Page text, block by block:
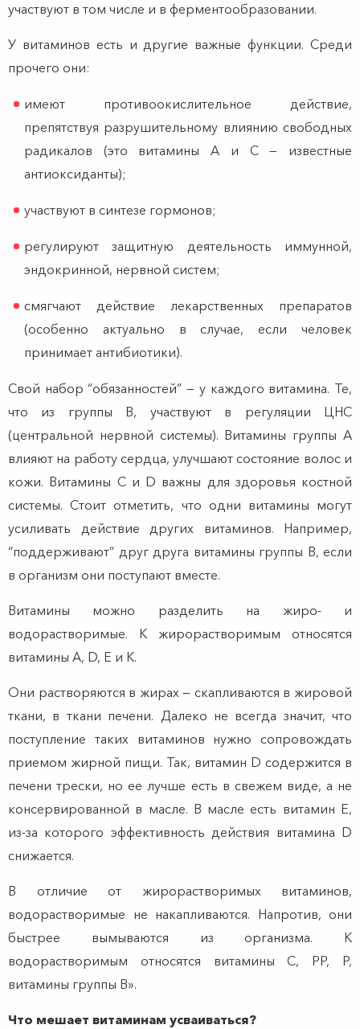
участвуют в том числе и в ферментообразовании.
У витаминов есть и другие важные функции. Среди
прочего они:
имеют противоокислительное действие,
препятствуя разрушительному влиянию свободных
радикалов (это витамины А и С — известные
антиоксиданты);
участвуют в синтезе гормонов;
регулируют защитную деятельность иммунной,
эндокринной, нервной систем;
смягчают действие лекарственных препаратов
(особенно актуально в случае, если человек
принимает антибиотики).
Свой набор “обязанностей” — у каждого витамина. Те,
что из группы B, участвуют в регуляции ЦНС
(центральной нервной системы). Витамины группы А
влияют на работу сердца, улучшают состояние волос и
кожи. Витамины C и D важны для здоровья костной
системы. Стоит отметить, что одни витамины могут
усиливать действие других витаминов. Например,
“поддерживают” друг друга витамины группы B, если
в организм они поступают вместе.
Витамины можно разделить на жиро- и
водорастворимые. К жирорастворимым относятся
витамины А, D, E и K.
Они растворяются в жирах — скапливаются в жировой
ткани, в ткани печени. Далеко не всегда значит, что
поступление таких витаминов нужно сопровождать
приемом жирной пищи. Так, витамин D содержится в
печени трески, но ее лучше есть в свежем виде, а не
консервированной в масле. В масле есть витамин Е,
из-за которого эффективность действия витамина D
снижается.
В отличие от жирорастворимых витаминов,
водорастворимые не накапливаются. Напротив, они
быстрее вымываются из организма. К
водорастворимым относятся витамины C, PP, P,
витамины группы B».
Что мешает витаминам усваиваться?